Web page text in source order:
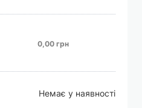
0,00 грн
Немає у наявності